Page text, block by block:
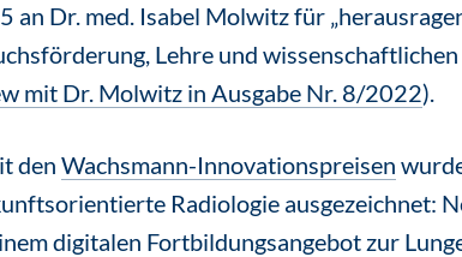
an Dr. med. Isabel Molwitz für
Lehre und
mit Dr. Molwitz in Ausgabe Nr. 8/2022).
den Wachsmann-Innovationspreisen
Radiologie ausgezeichnet:
digitalen Fortbildungsangebot zur